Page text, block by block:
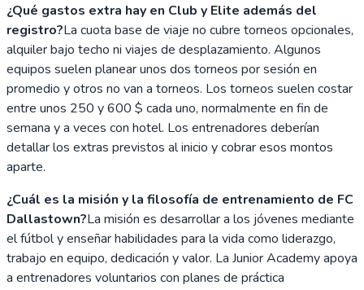
¿Qué gastos extra hay en Club y Elite además del
registro?La cuota base de viaje no cubre torneos opcionales,
alquiler bajo techo ni viajes de desplazamiento. Algunos
equipos suelen planear unos dos torneos por sesión en
promedio y otros no van a torneos. Los torneos suelen costar
entre unos 250 y 600 $ cada uno, normalmente en fin de
semana y a veces con hotel. Los entrenadores deberían
detallar los extras previstos al inicio y cobrar esos montos
aparte.
¿Cuál es la misión y la filosofía de entrenamiento de FC
Dallastown?La misión es desarrollar a los jóvenes mediante
el fútbol y enseñar habilidades para la vida como liderazgo,
trabajo en equipo, dedicación y valor. La Junior Academy apoya
a entrenadores voluntarios con planes de práctica